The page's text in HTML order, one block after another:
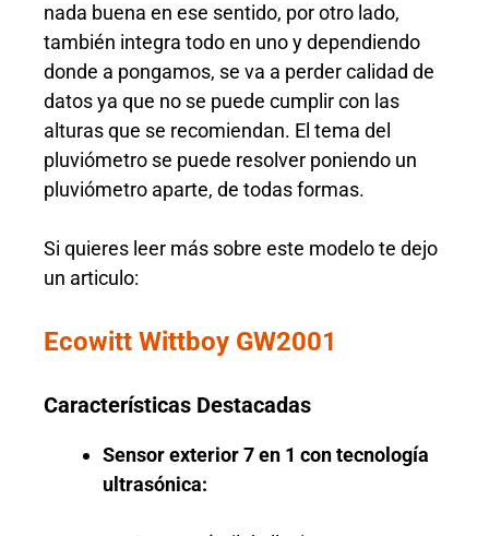
nada buena en ese sentido, por otro lado,
también integra todo en uno y dependiendo
donde a pongamos, se va a perder calidad de
datos ya que no se puede cumplir con las
alturas que se recomiendan. El tema del
pluviómetro se puede resolver poniendo un
pluviómetro aparte, de todas formas.
Si quieres leer más sobre este modelo te dejo
un articulo:
Ecowitt Wittboy GW2001
Características Destacadas
Sensor exterior 7 en 1 con tecnología
ultrasónica: